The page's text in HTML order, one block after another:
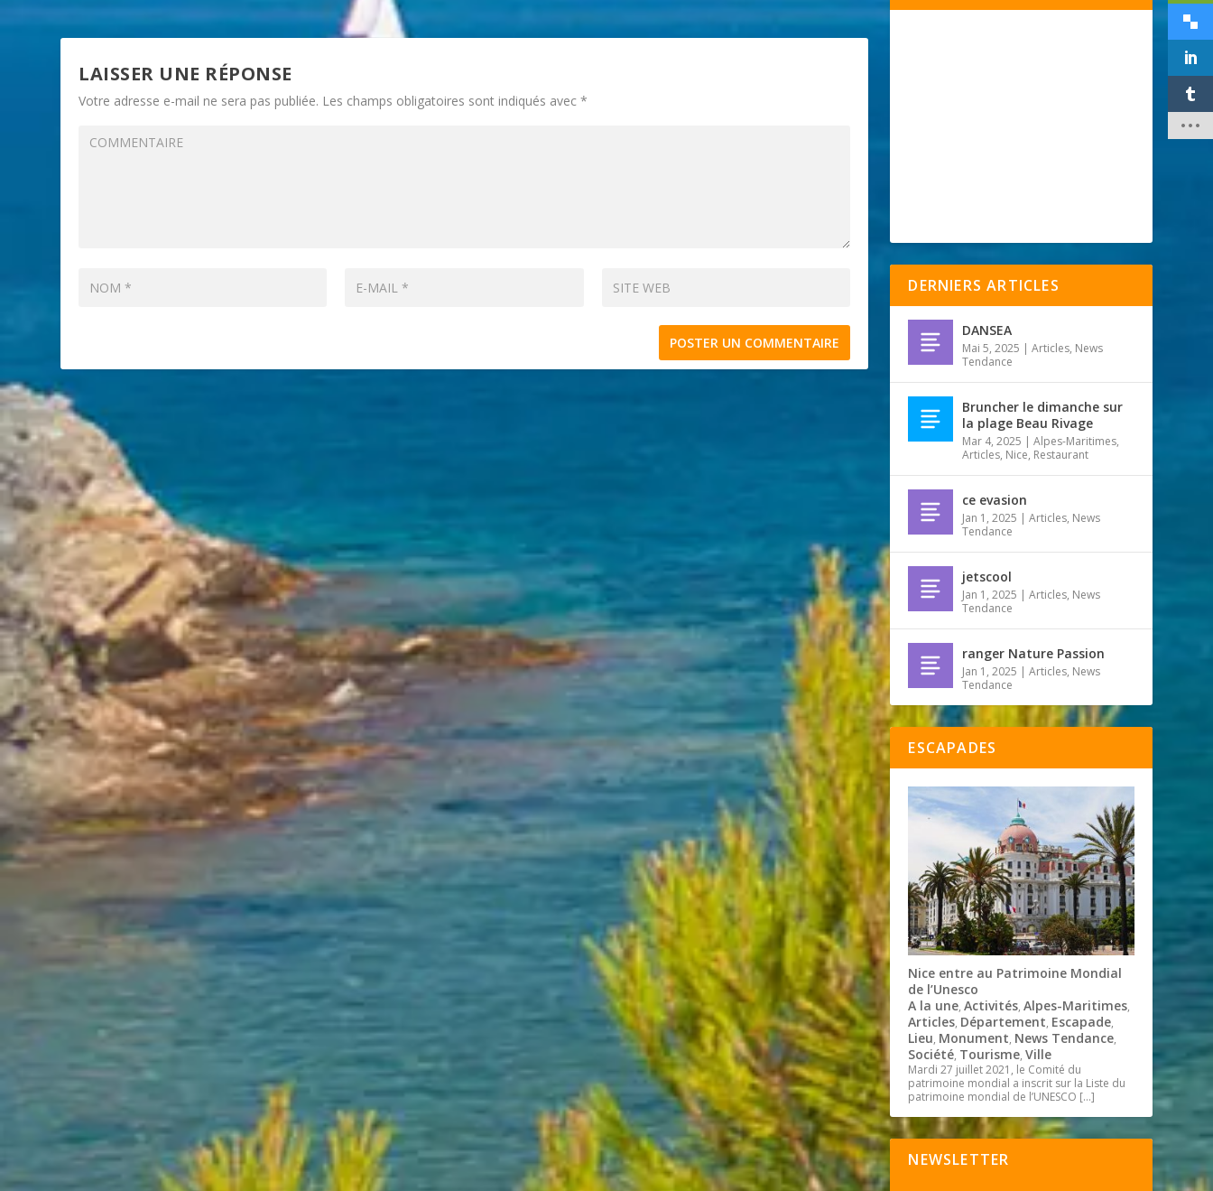
LAISSER UNE RÉPONSE
Votre adresse e-mail ne sera pas publiée. Les champs obligatoires sont indiqués avec*
DERNIERS ARTICLES
DANSEA
Mai 5, 2025 |Articles, News
Tendance
Bruncher le dimanche sur
la plage Beau Rivage
Mar 4, 2025 |Alpes-Maritimes,
Articles, Nice, Restaurant
ce evasion
Jan 1, 2025 |Articles, News
Tendance
jetscool
Jan 1, 2025 |Articles, News
Tendance
ranger Nature Passion
Jan 1, 2025 |Articles, News
Tendance
ESCAPADES
Nice entre au Patrimoine Mondial
de l’Unesco
A la une,Activités,Alpes-Maritimes,
Articles, Département, Escapade,
Lieu, Monument, News Tendance,
Société, Tourisme,Ville
Mardi 27 juillet 2021, le Comité du
patrimoine mondial a inscrit sur la Liste du
patrimoine mondial de l’UNESCO […]
NEWSLETTER